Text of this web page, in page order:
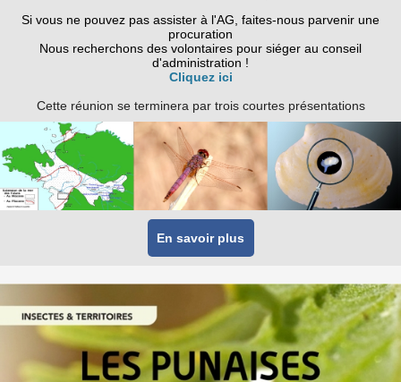
Si vous ne pouvez pas assister à l'AG, faites-nous parvenir une
procuration
Nous recherchons des volontaires pour siéger au conseil
d'administration !
Cliquez ici
Cette réunion se terminera par trois courtes présentations
En savoir plus